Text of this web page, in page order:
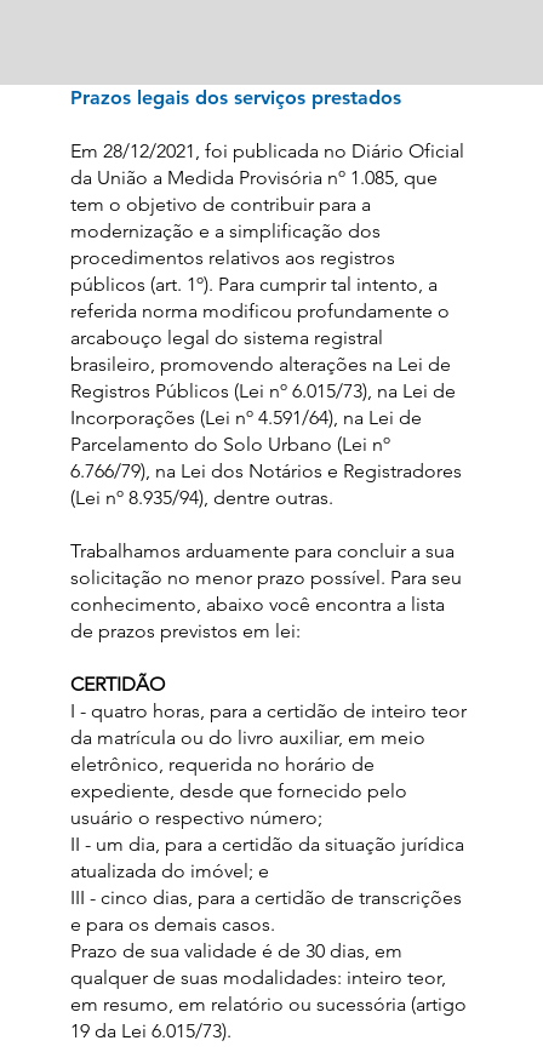
Prazos legais dos serviços prestados
Em 28/12/2021, foi publicada no Diário Oficial
da União a Medida Provisória nº 1.085, que
tem o objetivo de contribuir para a
modernização e a simplificação dos
procedimentos relativos aos registros
públicos (art. 1º). Para cumprir tal intento, a
referida norma modificou profundamente o
arcabouço legal do sistema registral
brasileiro, promovendo alterações na Lei de
Registros Públicos (Lei nº 6.015/73), na Lei de
Incorporações (Lei nº 4.591/64), na Lei de
Parcelamento do Solo Urbano (Lei nº
6.766/79), na Lei dos Notários e Registradores
(Lei nº 8.935/94), dentre outras.
Trabalhamos arduamente para concluir a sua
solicitação no menor prazo possível. Para seu
conhecimento, abaixo você encontra a lista
de prazos previstos em lei:
CERTIDÃO
I - quatro horas, para a certidão de inteiro teor
da matrícula ou do livro auxiliar, em meio
eletrônico, requerida no horário de
expediente, desde que fornecido pelo
usuário o respectivo número;
II - um dia, para a certidão da situação jurídica
atualizada do imóvel; e
III - cinco dias, para a certidão de transcrições
e para os demais casos.
Prazo de sua validade é de 30 dias, em
qualquer de suas modalidades: inteiro teor,
em resumo, em relatório ou sucessória (artigo
19 da Lei 6.015/73).